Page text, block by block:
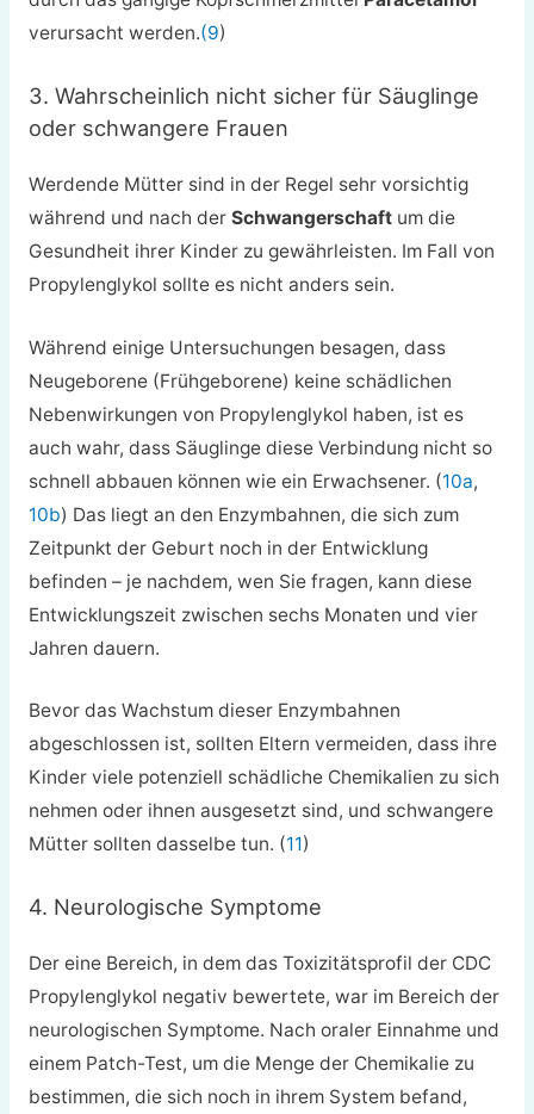
verursacht werden.(9)
3. Wahrscheinlich nicht sicher für Säuglinge
oder schwangere Frauen
Werdende Mütter sind in der Regel sehr vorsichtig
während und nach der Schwangerschaftum die
Gesundheit ihrer Kinder zu gewährleisten. Im Fall von
Propylenglykol sollte es nicht anders sein.
Während einige Untersuchungen besagen, dass
Neugeborene (Frühgeborene) keine schädlichen
Nebenwirkungen von Propylenglykol haben, ist es
auch wahr, dass Säuglinge diese Verbindung nicht so
schnell abbauen können wie ein Erwachsener. (10a,
10b) Das liegt an den Enzymbahnen, die sich zum
Zeitpunkt der Geburt noch in der Entwicklung
befinden – je nachdem, wen Sie fragen, kann diese
Entwicklungszeit zwischen sechs Monaten und vier
Jahren dauern.
Bevor das Wachstum dieser Enzymbahnen
abgeschlossen ist, sollten Eltern vermeiden, dass ihre
Kinder viele potenziell schädliche Chemikalien zu sich
nehmen oder ihnen ausgesetzt sind, und schwangere
Mütter sollten dasselbe tun. (11)
4. Neurologische Symptome
Der eine Bereich, in dem das Toxizitätsprofil der CDC
Propylenglykol negativ bewertete, war im Bereich der
neurologischen Symptome. Nach oraler Einnahme und
einem Patch-Test, um die Menge der Chemikalie zu
bestimmen, die sich noch in ihrem System befand,